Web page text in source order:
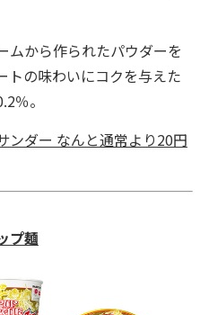
から作られたパウダーを
トの味わいにコクを与えた
％。
ンダー なんと通常より20円
プ麺